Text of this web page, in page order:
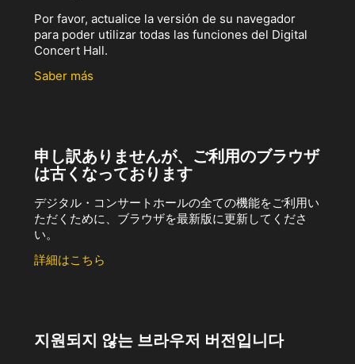
Por favor, actualice la versión de su navegador
para poder utilizar todas las funciones del Digital
Concert Hall.
Saber más
申し訳ありませんが、ご利用のブラウザ
は古くなっております
デジタル・コンサートホールの全ての機能をご利用い
ただくために、ブラウザを最新版に更新してくださ
い。
詳細はこちら
지원되지 않는 브라우저 버전입니다